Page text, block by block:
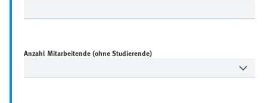
Anzahl Mitarbeitende (ohne Studierende)